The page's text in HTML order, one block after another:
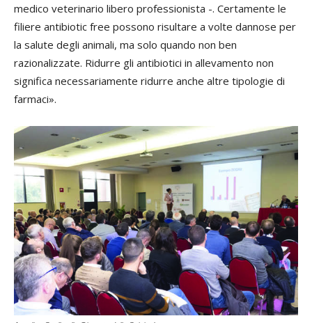
medico veterinario libero professionista -. Certamente le
filiere antibiotic free possono risultare a volte dannose per
la salute degli animali, ma solo quando non ben
razionalizzate. Ridurre gli antibiotici in allevamento non
significa necessariamente ridurre anche altre tipologie di
farmaci».